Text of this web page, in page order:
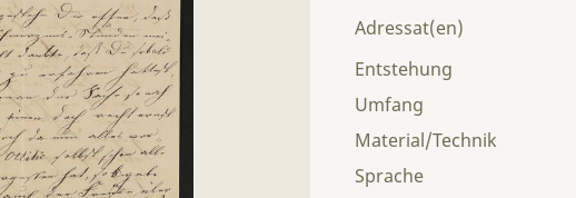
Adressat(en)
Entstehung
Umfang
Material/Technik
Sprache